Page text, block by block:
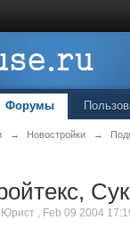
Форумы
→ Новостройки →
Юрист , Feb 09 2004